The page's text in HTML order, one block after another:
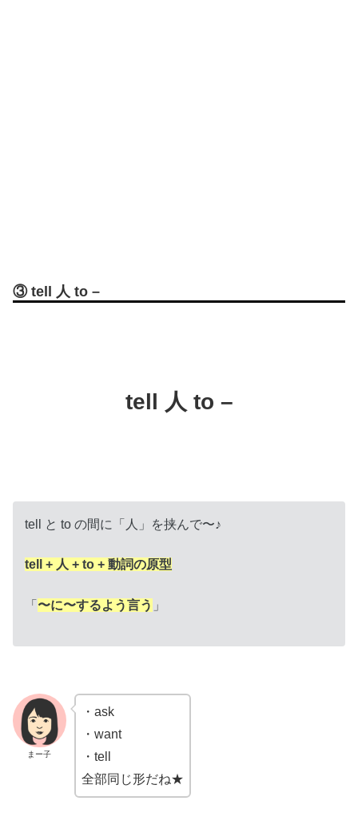
③ tell 人 to –
tell 人 to –
tell と to の間に「人」を挟んで〜♪
tell + 人 + to + 動詞の原型
「 〜に〜するよう言う 」
まー子
・ask
・want
・tell
全部同じ形だね★